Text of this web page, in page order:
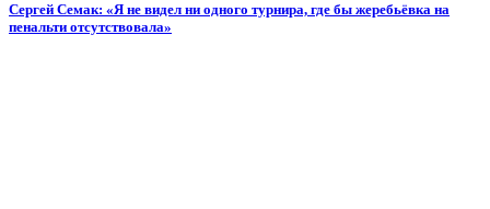
Сергей Семак: «Я не видел ни одного турнира, где бы жеребьёвка на
пенальти отсутствовала»